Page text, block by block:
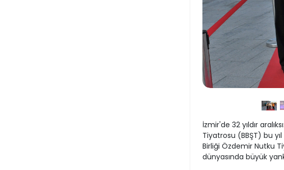
İzmir'de 32 yıldır
Tiyatrosu (BBŞT) bu
Birliği Özdemir Nutku
dünyasında büyük